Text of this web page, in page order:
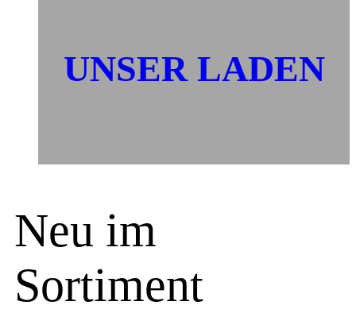
UNSER LADEN
Neu im
Sortiment